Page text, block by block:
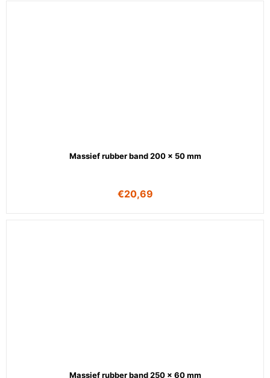
Massief rubber band 200 x 50 mm
€20,69
Massief rubber band 250 x 60 mm